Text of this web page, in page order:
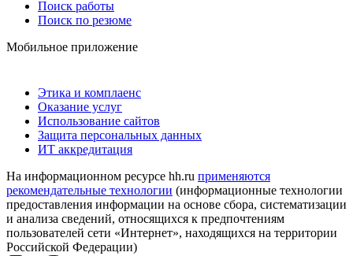
Поиск работы
Поиск по резюме
Мобильное приложение
Этика и комплаенс
Оказание услуг
Использование сайтов
Защита персональных данных
ИТ аккредитация
На информационном ресурсе hh.ru применяются
рекомендательные технологии (информационные технологии
предоставления информации на основе сбора, систематизации
и анализа сведений, относящихся к предпочтениям
пользователей сети «Интернет», находящихся на территории
Российской Федерации)